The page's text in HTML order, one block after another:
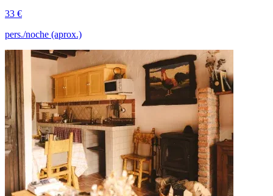
33 €
pers./noche (aprox.)